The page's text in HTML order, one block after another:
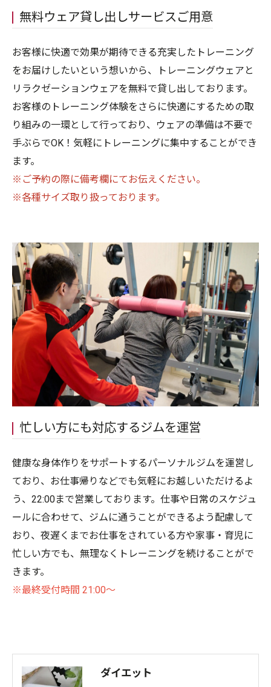
無料ウェア貸し出しサービスご用意
お客様に快適で効果が期待できる充実したトレーニング
をお届けしたいという想いから、トレーニングウェアと
リラクゼーションウェアを無料で貸し出しております。
お客様のトレーニング体験をさらに快適にするための取
り組みの一環として行っており、ウェアの準備は不要で
手ぶらでOK！気軽にトレーニングに集中することができ
ます。
※ご予約の際に備考欄にてお伝えください。
※各種サイズ取り扱っております。
忙しい方にも対応するジムを運営
健康な身体作りをサポートするパーソナルジムを運営し
ており、お仕事帰りなどでも気軽にお越しいただけるよ
う、22:00まで営業しております。仕事や日常のスケジュ
ールに合わせて、ジムに通うことができるよう配慮して
おり、夜遅くまでお仕事をされている方や家事・育児に
忙しい方でも、無理なくトレーニングを続けることがで
きます。
※最終受付時間 21:00～
ダイエット